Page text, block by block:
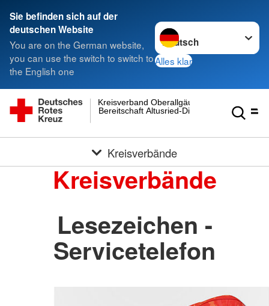
Sie befinden sich auf der
deutschen Website
You are on the German website,
you can use the switch to switch to
the English one
Sprache wechseln zu
Alles klar
Bereitschaft Altusried-Dietmannsried
Kreisverband Oberallgäu
Kreisverbände
Kreisverbände
Lesezeichen -
Servicetelefon